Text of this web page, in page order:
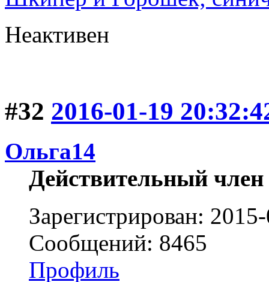
Неактивен
#32 2016-01-19
Ольга14
Действительный член
Зарегистрирован:
Сообщений: 8465
Профиль